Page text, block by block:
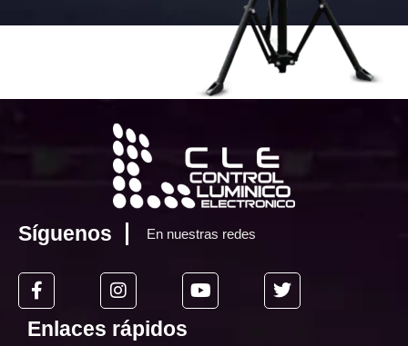
Síguenos En nuestras redes
Enlaces rápidos